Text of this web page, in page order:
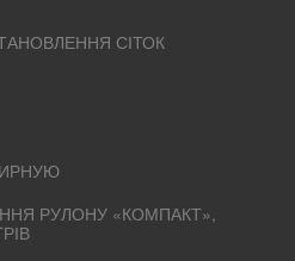
СІТОК
РУЛОНУ «КОМПАКТ»,